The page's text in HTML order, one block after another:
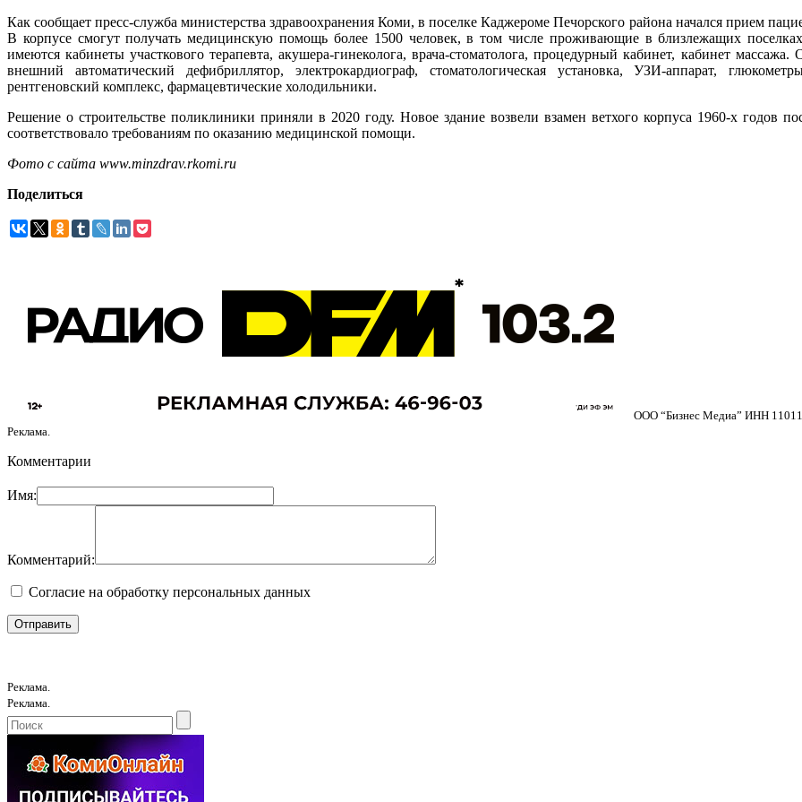
Как сообщает пресс-служба министерства здравоохранения Коми, в поселке Каджероме Печорского района начался прием
В корпусе смогут получать медицинскую помощь более 1500 человек, в том числе проживающие в близлежащих
имеются кабинеты участкового терапевта, акушера-гинеколога, врача-стоматолога, процедурный кабинет, кабинет
внешний автоматический дефибриллятор, электрокардиограф, стоматологическая установка, УЗИ-аппарат,
рентгеновский комплекс, фармацевтические холодильники.
Решение о строительстве поликлиники приняли в 2020 году. Новое здание возвели взамен ветхого корпуса 1960-х годов
соответствовало требованиям по оказанию медицинской помощи.
Фото с сайта www.minzdrav.rkomi.ru
Поделиться
ООО “Бизнес Медиа” ИНН
Реклама.
Комментарии
Имя:
Комментарий:
Согласие на обработку персональных данных
Реклама.
Реклама.